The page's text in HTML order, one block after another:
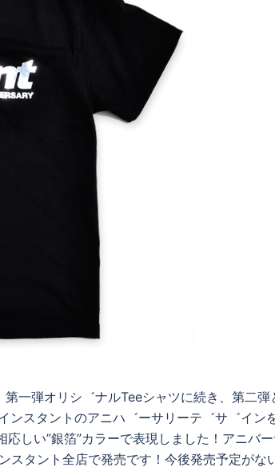
一弾オリシ゛ナルTeeシャツに続き、第二
スタントのアニハ゛ーサリーテ゛サ゛イン
しい”銀箔”カラーで表現しました！アニバ
スタント全店で発売です！今後発売予定がな